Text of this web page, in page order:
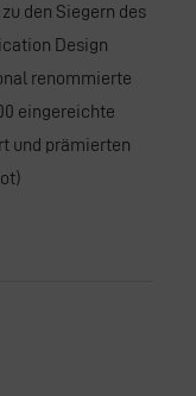
den Siegern des
Design
renommierte
eingereichte
und prämierten